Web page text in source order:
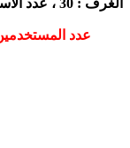
الغرف : 30 ، عدد الاسرة : 78
عدد